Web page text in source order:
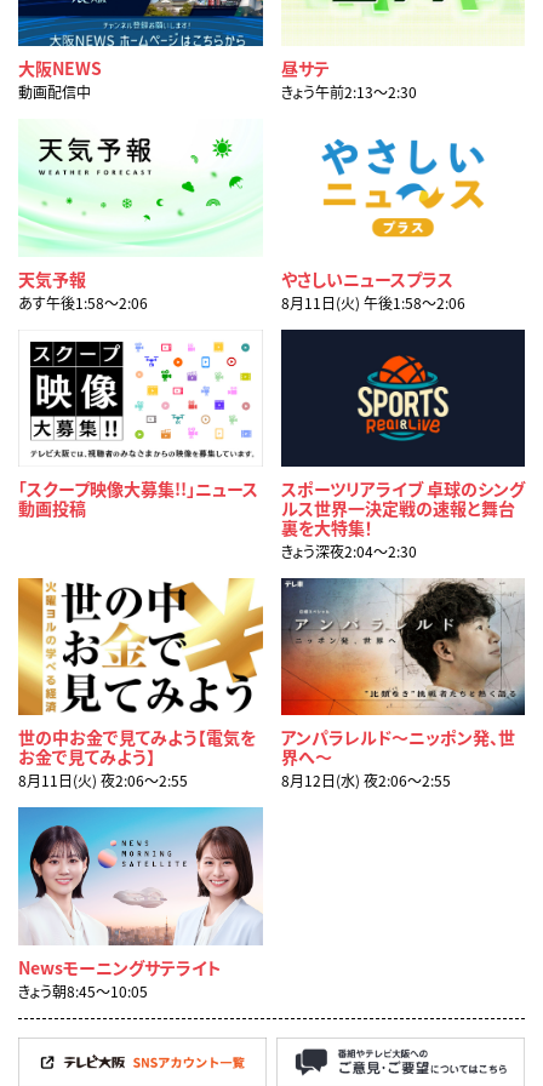
大阪NEWS
動画配信中
昼サテ
きょう午前2:13〜2:30
天気予報
あす午後1:58〜2:06
やさしいニュースプラス
8月11日(火) 午後1:58〜2:06
「スクープ映像大募集!!」ニュース
動画投稿
スポーツリアライブ 卓球のシング
ルス世界一決定戦の速報と舞台
裏を大特集！
きょう深夜2:04〜2:30
世の中お金で見てみよう【電気を
お金で見てみよう】
8月11日(火) 夜2:06〜2:55
アンパラレルド～ニッポン発、世
界へ～
8月12日(水) 夜2:06〜2:55
Newsモーニングサテライト
きょう朝8:45〜10:05